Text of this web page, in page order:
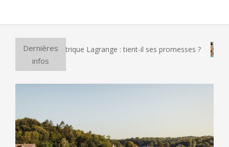
Dernières
infos
pizza électrique Lagrange : tient-il ses promesses ?